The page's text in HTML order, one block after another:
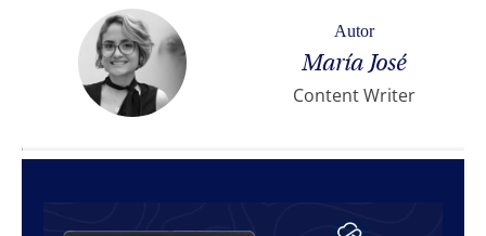
Autor
María José
Content Writer